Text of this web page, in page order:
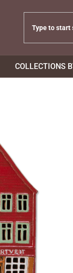
COLLECTIONS